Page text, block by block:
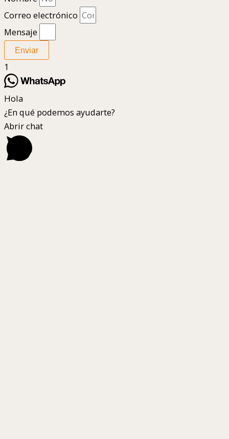
Correo electrónico
Mensaje
Enviar
1
Hola
¿En qué podemos ayudarte?
Abrir chat